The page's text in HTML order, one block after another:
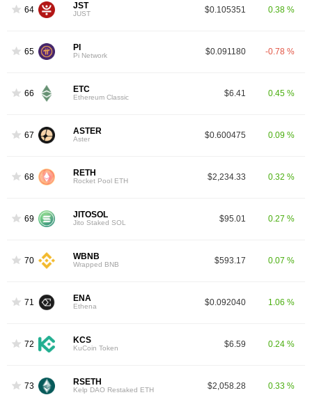
64 JST
JUST $0.105351 0.38 %
65 PI
Pi Network $0.091180 -0.78 %
66 ETC
Ethereum Classic $6.41 0.45 %
67 ASTER
Aster $0.600475 0.09 %
68 RETH
Rocket Pool ETH $2,234.33 0.32 %
69 JITOSOL
Jito Staked SOL $95.01 0.27 %
70 WBNB
Wrapped BNB $593.17 0.07 %
71 ENA
Ethena $0.092040 1.06 %
72 KCS
KuCoin Token $6.59 0.24 %
73 RSETH
Kelp DAO Restaked ETH $2,058.28 0.33 %